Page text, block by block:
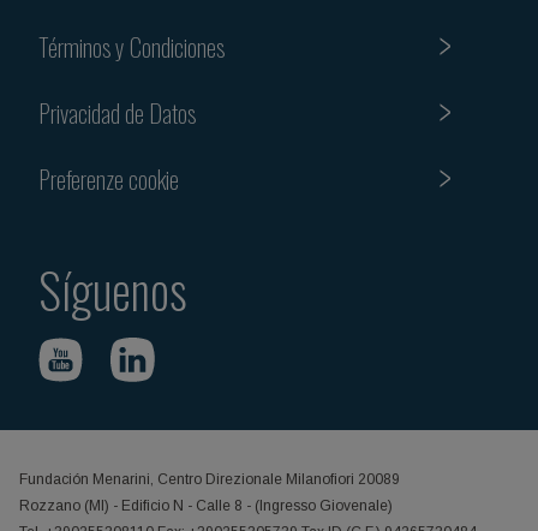
Términos y Condiciones
Privacidad de Datos
Preferenze cookie
Síguenos
Fundación Menarini, Centro Direzionale Milanofiori 20089
Rozzano (MI) - Edificio N - Calle 8 - (Ingresso Giovenale)